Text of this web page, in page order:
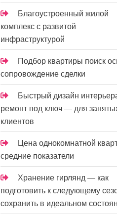
Благоустроенный жилой
комплекс с развитой
инфраструктурой
Подбор квартиры поиск
сопровождение сделки
Быстрый дизайн
ремонт под ключ — для
клиентов
Цена однокомнатной
средние показатели
Хранение гирлянд — как
подготовить к следующему
сохранить в идеальном